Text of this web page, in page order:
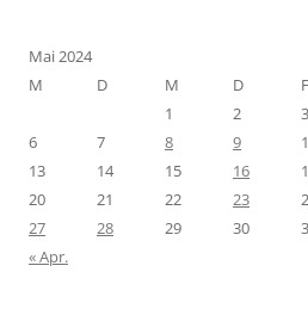
Mai 2024
M
D M D F
1
2 3
6
7 8 9
13
14 15 16
20
21 22 23
27
28 29 30
« Apr.